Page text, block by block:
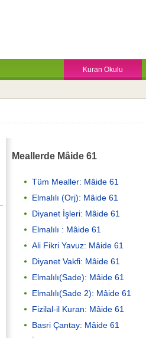
Kuran Okulu
Meallerde Mâide 61
Tüm Mealler: Mâide 61
Elmalılı (Orj): Mâide 61
Diyanet İşleri: Mâide 61
Elmalılı : Mâide 61
Ali Fikri Yavuz: Mâide 61
Diyanet Vakfi: Mâide 61
Elmalılı(Sade): Mâide 61
Elmalılı(Sade 2): Mâide 61
Fizilal-il Kuran: Mâide 61
Basri Çantay: Mâide 61